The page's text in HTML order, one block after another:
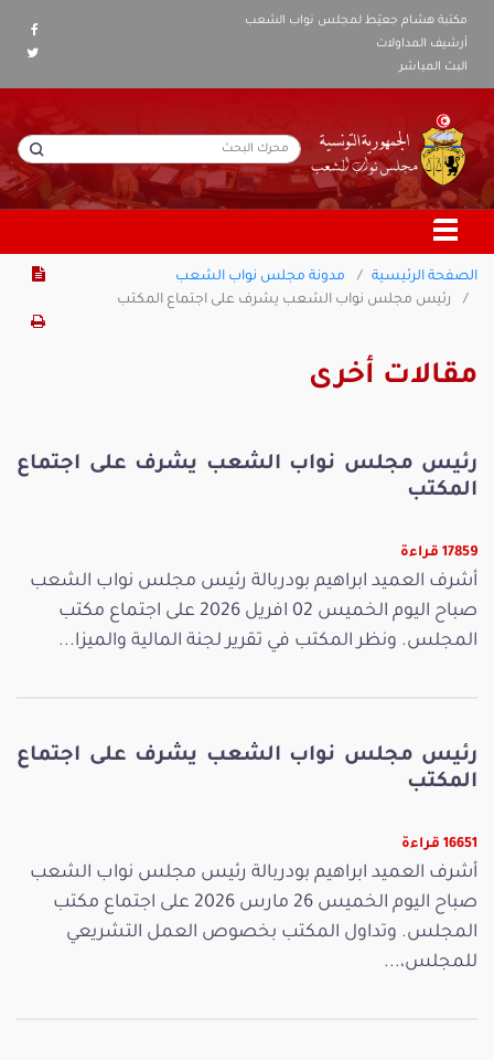
مكتبة هشام جعيّط لمجلس نواب الشعب
أرشيف المداولات
البث المباشر
الصفحة الرئيسية
مدونة مجلس نواب الشعب
رئيس مجلس نواب الشعب يشرف على اجتماع المكتب
مقالات أخرى
رئيس مجلس نواب الشعب يشرف على اجتماع
المكتب
17859 قراءة
أشرف العميد ابراهيم بودربالة رئيس مجلس نواب الشعب
صباح اليوم الخميس 02 افريل 2026 على اجتماع مكتب
المجلس. ونظر المكتب في تقرير لجنة المالية والميزا...
رئيس مجلس نواب الشعب يشرف على اجتماع
المكتب
16651 قراءة
أشرف العميد ابراهيم بودربالة رئيس مجلس نواب الشعب
صباح اليوم الخميس 26 مارس 2026 على اجتماع مكتب
المجلس. وتداول المكتب بخصوص العمل التشريعي
للمجلس،...